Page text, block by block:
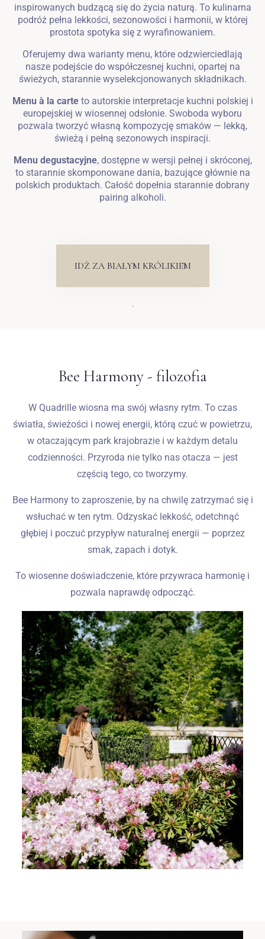
inspirowanych budzącą się do życia naturą. To kulinarna
podróż pełna lekkości, sezonowości i harmonii, w której
prostota spotyka się z wyrafinowaniem.
Oferujemy dwa warianty menu, które odzwierciedlają
nasze podejście do współczesnej kuchni, opartej na
świeżych, starannie wyselekcjonowanych składnikach.
Menu à la carteto autorskie interpretacje kuchni polskiej i
europejskiej w wiosennej odsłonie. Swoboda wyboru
pozwala tworzyć własną kompozycję smaków — lekką,
świeżą i pełną sezonowych inspiracji.
Menu degustacyjne, dostępne w wersji pełnej i skróconej,
to starannie skomponowane dania, bazujące głównie na
polskich produktach. Całość dopełnia starannie dobrany
pairing alkoholi.
IDŻ ZA BIAŁYM KRÓLIKIEM
.
Bee Harmony - filozofia
W Quadrille wiosna ma swój własny rytm. To czas
światła, świeżości i nowej energii, którą czuć w powietrzu,
w otaczającym park krajobrazie i w każdym detalu
codzienności. Przyroda nie tylko nas otacza — jest
częścią tego, co tworzymy.
Bee Harmony to zaproszenie, by na chwilę zatrzymać się i
wsłuchać w ten rytm. Odzyskać lekkość, odetchnąć
głębiej i poczuć przypływ naturalnej energii — poprzez
smak, zapach i dotyk.
To wiosenne doświadczenie, które przywraca harmonię i
pozwala naprawdę odpocząć.